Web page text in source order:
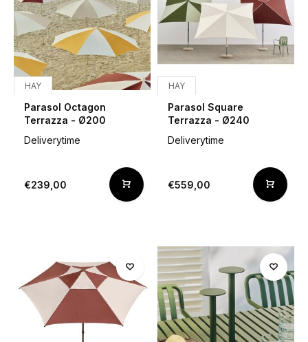
HAY
Parasol Octagon
Terrazza - Ø200
Deliverytime
€239,00
HAY
Parasol Square
Terrazza - Ø240
Deliverytime
€559,00